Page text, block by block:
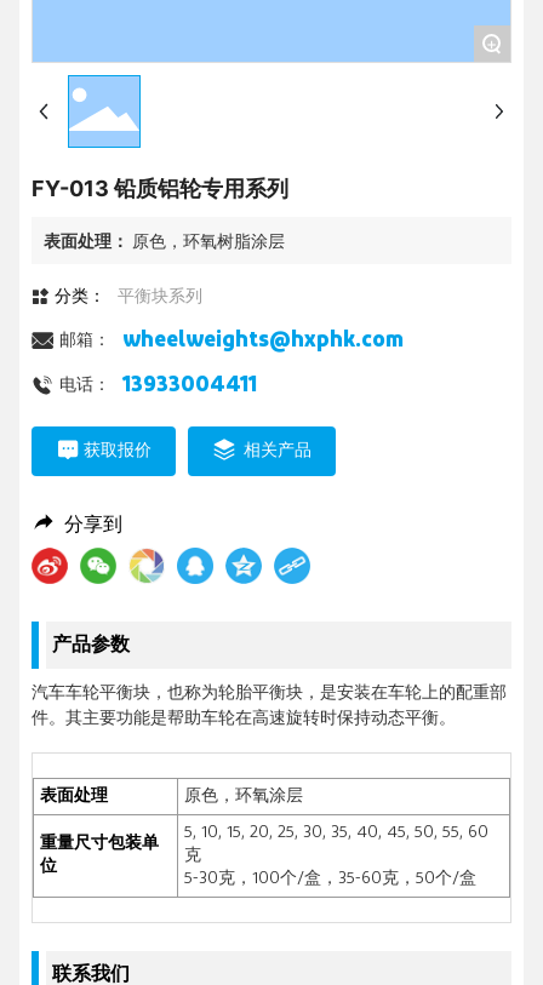
+
FY-013 铅质铝轮专用系列
表面处理： 原色，环氧树脂涂层
分类： 平衡块系列
邮箱： wheelweights@hxphk.com
电话： 13933004411
获取报价 相关产品
分享到
产品参数
汽车车轮平衡块，也称为轮胎平衡块，是安装在车轮上的配重部
件。其主要功能是帮助车轮在高速旋转时保持动态平衡。
表面处理 原色，环氧涂层
重量尺寸包装单
位
5, 10, 15, 20, 25, 30, 35, 40, 45, 50, 55, 60
克
5-30克，100个/盒，35-60克，50个/盒
联系我们